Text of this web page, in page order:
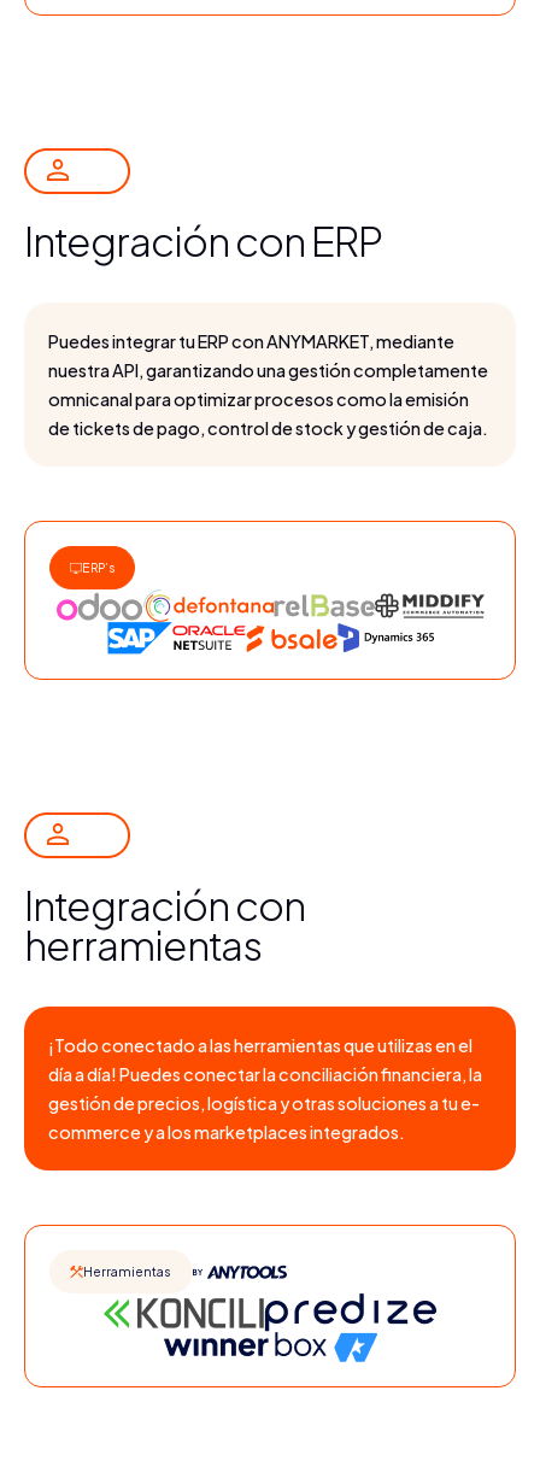
Integración con ERP
Puedes integrar tu ERP con ANYMARKET, mediante
nuestra API, garantizando una gestión completamente
omnicanal para optimizar procesos como la emisión
de tickets de pago, control de stock y gestión de caja.
ERP’s
Integración con
herramientas
¡Todo conectado a las herramientas que utilizas en el
día a día! Puedes conectar la conciliación financiera, la
gestión de precios, logística y otras soluciones a tu e-
commerce y a los marketplaces integrados.
Herramientas